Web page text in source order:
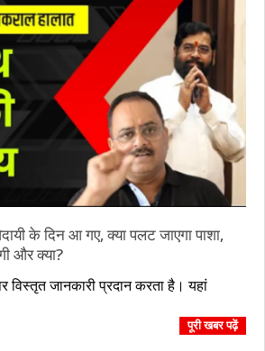
के दिन आ गए, क्या पलट जाएगा पाशा,
और क्या?
विस्तृत जानकारी प्रदान करता है। यहां
पूरी खबर पढ़ें